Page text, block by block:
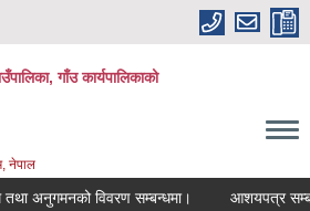
गाँउ कार्यपालिकाको
नेपाल
अनुगमनको विवरण सम्बन्धमा। आशयपत्र